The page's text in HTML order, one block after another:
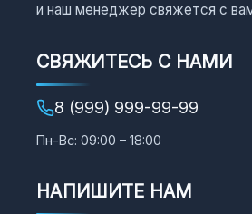
и наш менеджер свяжется с
СВЯЖИТЕСЬ С НАМИ
8 (999) 999-99-99
Пн-Вс: 09:00 – 18:00
НАПИШИТЕ НАМ